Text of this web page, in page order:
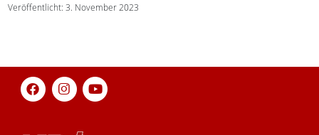
Veröffentlicht: 3. November 2023